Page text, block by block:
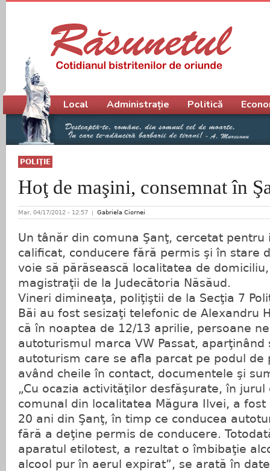
POLIŢIE
Hoţ de maşini, consemnat în
Mar, 04/17/2012 - 12:57 Gabriela Ciornei
Un tânăr din comuna Şanţ, cercetat
calificat, conducere fără permis şi în stare
voie să părăsească localitatea de
magistraţii de la Judecătoria Năsăud.
Vineri dimineaţa, poliţiştii de la Secţia 7
Băi au fost sesizaţi telefonic de Alexandru
că în noaptea de 12/13 aprilie, persoane
autoturismul marca VW Passat, aparţinând
autoturism care se afla parcat pe podul de
având cheile în contact, documentele şi
„Cu ocazia activităţilor desfăşurate, în
comunal din localitatea Măgura Ilvei, a fost
20 ani din Şanţ, în timp ce conducea
fără a deţine permis de conducere.
aparatul etilotest, a rezultat o îmbibaţie
alcool pur în aerul expirat”, se arată în
Meniu principal
Local Administrație Politică